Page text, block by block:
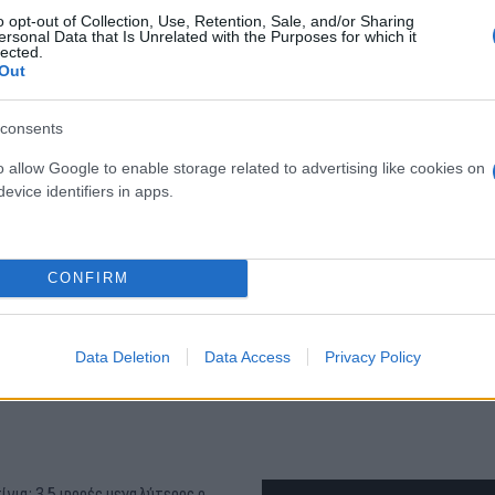
opt-out of Collection, Use, Retention, Sale, and/or Sharing
Data that Is Unrelated with the Purposes for which it
allow Google to enable storage related to advertising like cookies on
identifiers in apps.
CONFIRM
Data Deletion Data Access Privacy Policy
θεό» - Η κυρία Μέσι
η σύντροφος του
"φιλίες" μεταξύ